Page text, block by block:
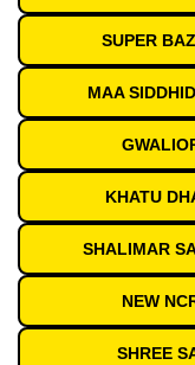
SUPER
MAA
KHATU
SHALIMAR
NEW
SHREE